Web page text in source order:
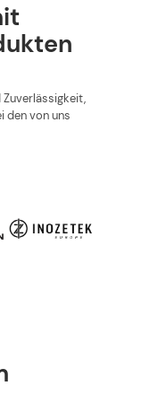
den von uns